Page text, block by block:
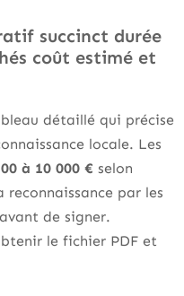
succinct durée
coût estimé et
détaillé qui précise
locale. Les
à 10 000 € selon
par les
de signer.
le fichier PDF et